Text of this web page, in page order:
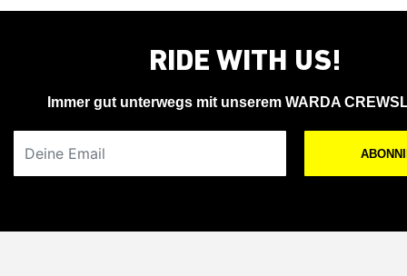
RIDE WITH US!
Immer gut unterwegs mit unserem WARDA